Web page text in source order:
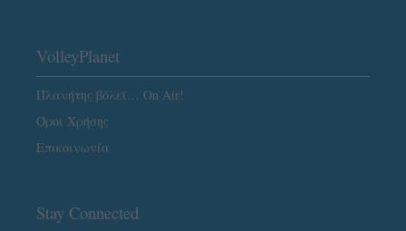
VolleyPlanet
Πλανήτης βόλεϊ… On Air!
Όροι Χρήσης
Επικοινωνία
Stay Connected